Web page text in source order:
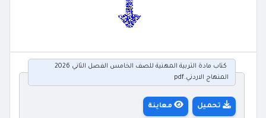
كتاب مادة التربية المهنية للصف الخامس الفصل الثاني 2026
المنهاج الاردني.pdf
تحميل معاينة